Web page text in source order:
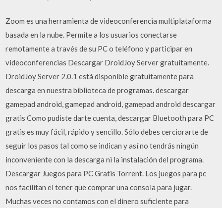
Zoom es una herramienta de videoconferencia multiplataforma
basada en la nube. Permite a los usuarios conectarse
remotamente a través de su PC o teléfono y participar en
videoconferencias Descargar DroidJoy Server gratuitamente.
DroidJoy Server 2.0.1 está disponible gratuitamente para
descarga en nuestra biblioteca de programas. descargar
gamepad android, gamepad android, gamepad android descargar
gratis Como pudiste darte cuenta, descargar Bluetooth para PC
gratis es muy fácil, rápido y sencillo. Sólo debes cerciorarte de
seguir los pasos tal como se indican y así no tendrás ningún
inconveniente con la descarga ni la instalación del programa.
Descargar Juegos para PC Gratis Torrent. Los juegos para pc
nos facilitan el tener que comprar una consola para jugar.
Muchas veces no contamos con el dinero suficiente para